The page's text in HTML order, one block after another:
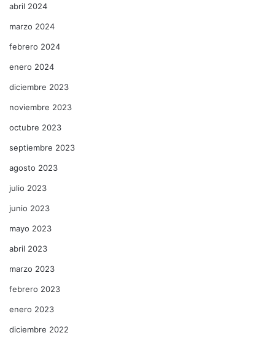
abril 2024
marzo 2024
febrero 2024
enero 2024
diciembre 2023
noviembre 2023
octubre 2023
septiembre 2023
agosto 2023
julio 2023
junio 2023
mayo 2023
abril 2023
marzo 2023
febrero 2023
enero 2023
diciembre 2022